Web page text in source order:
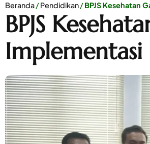
Beranda/Pendidikan/BPJS Kesehatan
BPJS
Implementasi